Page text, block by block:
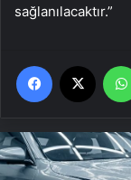
sağlanılacaktır.”
Facebook